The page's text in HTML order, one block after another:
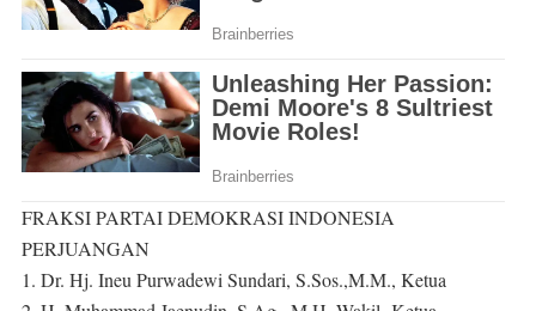
FRAKSI PARTAI DEMOKRASI INDONESIA
PERJUANGAN
1. Dr. Hj. Ineu Purwadewi Sundari, S.Sos.,M.M., Ketua